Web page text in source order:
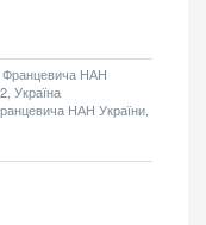
Францевича НАН
Україна
НАН України,